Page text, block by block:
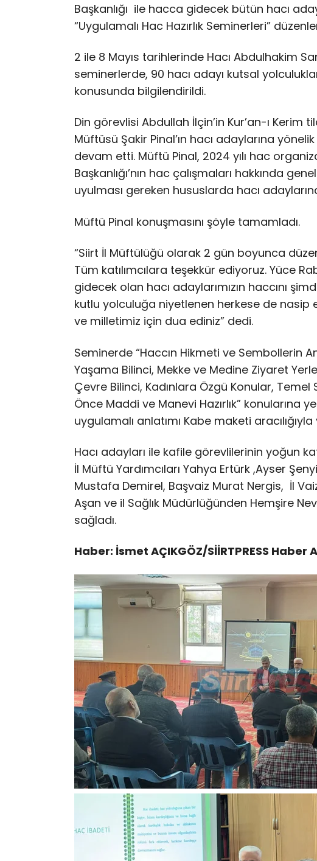
Başkanlığı ile hacca gidecek bütün hacı
“Uygulamalı Hac Hazırlık Seminerleri”
2 ile 8 Mayıs tarihlerinde Hacı Abdulhakim
seminerlerde, 90 hacı adayı kutsal
konusunda bilgilendirildi.
Din görevlisi Abdullah İlçin’in Kur’an-ı
Müftüsü Şakir Pinal’ın hacı adaylarına
devam etti. Müftü Pinal, 2024 yılı hac
Başkanlığı’nın hac çalışmaları hakkında
uyulması gereken hususlarda hacı
Müftü Pinal konuşmasını şöyle tamamladı.
“Siirt İl Müftülüğü olarak 2 gün boyunca
Tüm katılımcılara teşekkür ediyoruz. Yüce
gidecek olan hacı adaylarımızın haccını
kutlu yolculuğa niyetlenen herkese de nasip
ve milletimiz için dua ediniz” dedi.
Seminerde “Haccın Hikmeti ve Sembollerin
Yaşama Bilinci, Mekke ve Medine Ziyaret
Çevre Bilinci, Kadınlara Özgü Konular, Temel
Önce Maddi ve Manevi Hazırlık” konularına
uygulamalı anlatımı Kabe maketi aracılığıyla
Hacı adayları ile kafile görevlilerinin yoğun
İl Müftü Yardımcıları Yahya Ertürk ,Ayser
Mustafa Demirel, Başvaiz Murat Nergis, İl
Aşan ve il Sağlık Müdürlüğünden Hemşire
sağladı.
Haber: İsmet AÇIKGÖZ/SİİRTPRESS Haber